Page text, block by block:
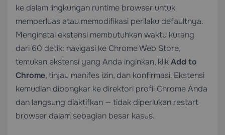
ke dalam lingkungan runtime browser untuk
memperluas atau memodifikasi perilaku defaultnya.
Menginstal ekstensi membutuhkan waktu kurang
dari 60 detik: navigasi ke Chrome Web Store,
temukan ekstensi yang Anda inginkan, klikAdd to
Chrome, tinjau manifes izin, dan konfirmasi. Ekstensi
kemudian dibongkar ke direktori profil Chrome Anda
dan langsung diaktifkan — tidak diperlukan restart
browser dalam sebagian besar kasus.